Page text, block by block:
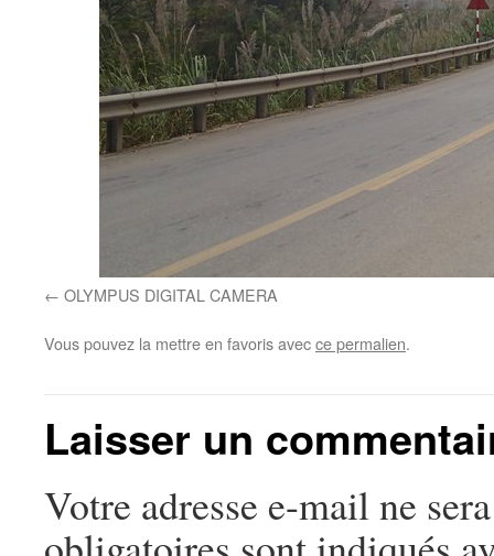
OLYMPUS DIGITAL CAMERA
Vous pouvez la mettre en favoris avecce permalien.
Laisser un
Votre adresse e-mail ne